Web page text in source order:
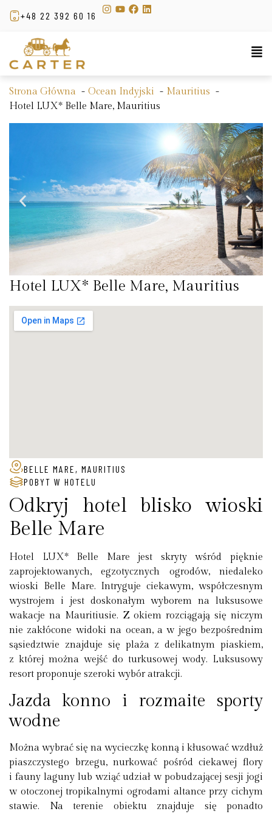
+48 22 392 60 16
Strona Główna Ocean Indyjski
Mauritius
Hotel LUX* Belle Mare, Mauritius
Hotel LUX* Belle Mare, Mauritius
BELLE MARE, MAURITIUS
POBYT W HOTELU
Odkryj hotel blisko wioski
Belle Mare
Hotel LUX* Belle Mare jest skryty wśród pięknie
zaprojektowanych, egzotycznych ogrodów, niedaleko
wioski Belle Mare. Intryguje ciekawym, współczesnym
wystrojem i jest doskonałym wyborem na luksusowe
wakacje na Mauritiusie. Z okiem rozciągają się niczym
nie zakłócone widoki na ocean, a w jego bezpośrednim
sąsiedztwie znajduje się plaża z delikatnym piaskiem,
z której można wejść do turkusowej wody. Luksusowy
resort proponuje szeroki wybór atrakcji.
Jazda konno i rozmaite sporty
wodne
Można wybrać się na wycieczkę konną i kłusować wzdłuż
piaszczystego brzegu, nurkować pośród ciekawej flory
i fauny laguny lub wziąć udział w pobudzającej sesji jogi
w otoczonej tropikalnymi ogrodami altance przy cichym
stawie. Na terenie obiektu znajduje się ponadto